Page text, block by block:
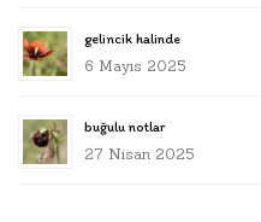
gelincik halinde
6 Mayıs 2025
buğulu notlar
27 Nisan 2025